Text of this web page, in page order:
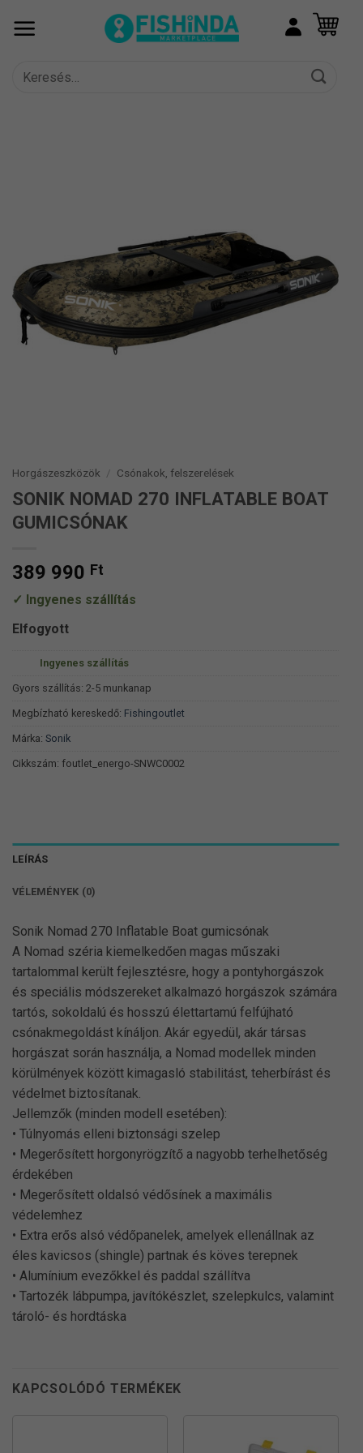
Keresés
Horgászeszközök / Csónakok, felszerelések
SONIK NOMAD 270 INFLATABLE BOAT
GUMICSÓNAK
389 990 Ft
Ingyenes szállítás
Elfogyott
Ingyenes szállítás
Gyors szállítás: 2-5 munkanap
Megbízható kereskedő: Fishingoutlet
Márka: Sonik
Cikkszám: foutlet_energo-SNWC0002
LEÍRÁS
VÉLEMÉNYEK (0)
Sonik Nomad 270 Inflatable Boat gumicsónak
A Nomad széria kiemelkedően magas műszaki
tartalommal került fejlesztésre, hogy a pontyhorgászok
és speciális módszereket alkalmazó horgászok számára
tartós, sokoldalú és hosszú élettartamú felfújható
csónakmegoldást kínáljon. Akár egyedül, akár társas
horgászat során használja, a Nomad modellek minden
körülmények között kimagasló stabilitást, teherbírást és
védelmet biztosítanak.
Jellemzők (minden modell esetében):
• Túlnyomás elleni biztonsági szelep
• Megerősített horgonyrögzítő a nagyobb terhelhetőség
érdekében
• Megerősített oldalsó védősínek a maximális
védelemhez
• Extra erős alsó védőpanelek, amelyek ellenállnak az
éles kavicsos (shingle) partnak és köves terepnek
• Alumínium evezőkkel és paddal szállítva
• Tartozék lábpumpa, javítókészlet, szelepkulcs, valamint
tároló- és hordtáska
KAPCSOLÓDÓ TERMÉKEK